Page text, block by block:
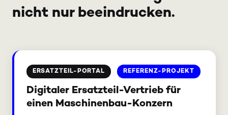
nicht nur beeindrucken.
ERSATZTEIL-PORTAL REFERENZ-PROJEKT
Digitaler Ersatzteil-Vertrieb für
einen Maschinenbau-Konzern